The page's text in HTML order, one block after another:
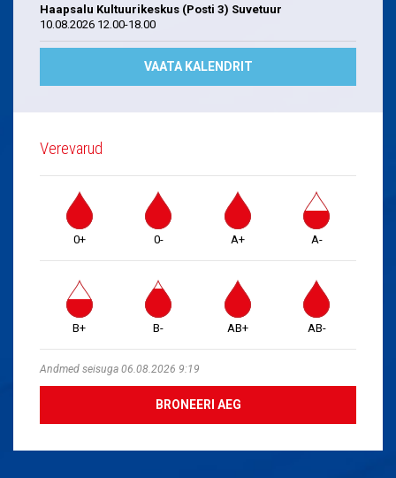
Haapsalu Kultuurikeskus (Posti 3) Suvetuur
10.08.2026 12.00-18.00
VAATA KALENDRIT
Verevarud
0+ 0- A+ A-
B+ B- AB+ AB-
Andmed seisuga 06.08.2026 9:19
BRONEERI AEG